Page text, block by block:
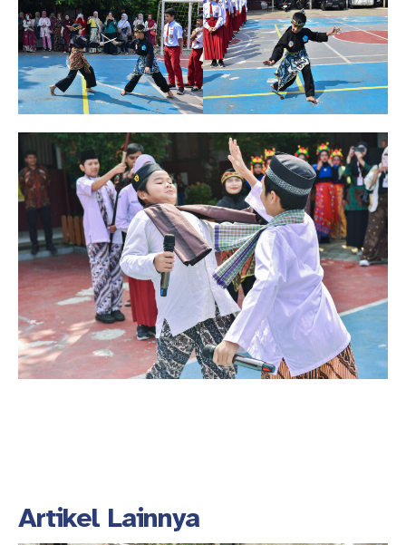
Artikel Lainnya